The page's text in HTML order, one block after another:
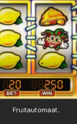
Fruitautomaat.